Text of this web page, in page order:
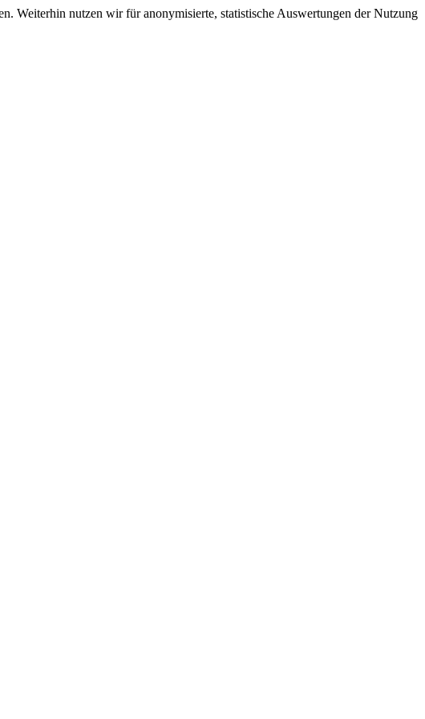
Weiterhin nutzen wir für anonymisierte, statistische Auswertungen der Nutzung